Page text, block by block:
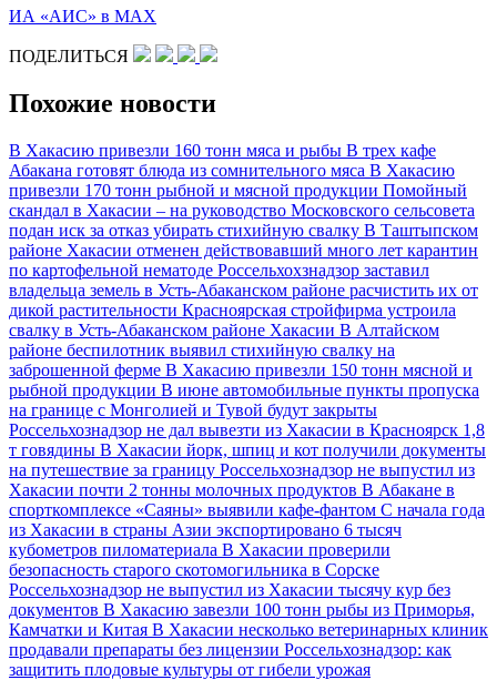
ИА «АИС» в МАХ
ПОДЕЛИТЬСЯ
Похожие новости
В Хакасию привезли 160 тонн мяса и рыбы В трех кафе
Абакана готовят блюда из сомнительного мяса В Хакасию
привезли 170 тонн рыбной и мясной продукции Помойный
скандал в Хакасии – на руководство Московского сельсовета
подан иск за отказ убирать стихийную свалку В Таштыпском
районе Хакасии отменен действовавший много лет карантин
по картофельной нематоде Россельхохзнадзор заставил
владельца земель в Усть-Абаканском районе расчистить их от
дикой растительности Красноярская стройфирма устроила
свалку в Усть-Абаканском районе Хакасии В Алтайском
районе беспилотник выявил стихийную свалку на
заброшенной ферме В Хакасию привезли 150 тонн мясной и
рыбной продукции В июне автомобильные пункты пропуска
на границе с Монголией и Тувой будут закрыты
Россельхознадзор не дал вывезти из Хакасии в Красноярск 1,8
т говядины В Хакасии йорк, шпиц и кот получили документы
на путешествие за границу Россельхознадзор не выпустил из
Хакасии почти 2 тонны молочных продуктов В Абакане в
спорткомплексе «Саяны» выявили кафе-фантом С начала года
из Хакасии в страны Азии экспортировано 6 тысяч
кубометров пиломатериала В Хакасии проверили
безопасность старого скотомогильника в Сорске
Россельхознадзор не выпустил из Хакасии тысячу кур без
документов В Хакасию завезли 100 тонн рыбы из Приморья,
Камчатки и Китая В Хакасии несколько ветеринарных клиник
продавали препараты без лицензии Россельхознадзор: как
защитить плодовые культуры от гибели урожая